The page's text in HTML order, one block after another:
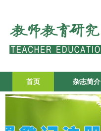
首页 杂志简介